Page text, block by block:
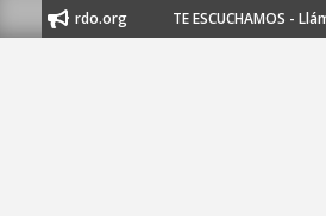
to
TE ESCUCHAMOS -